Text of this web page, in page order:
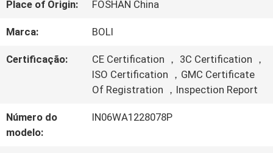
VÍDEOS
SOBRE
VISITA
Place of Origin: FOSHAN China
Marca: BOLI
Certificação:
CE Certification ， 3C Certification ，
ISO Certification ，GMC Certificate
Of Registration ，Inspection Report
Número do
modelo:
IN06WA1228078P